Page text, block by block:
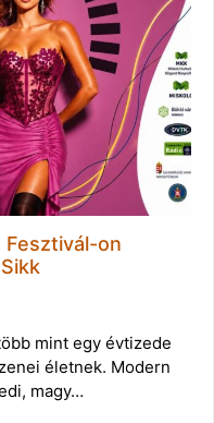
Fesztivál-on
mint egy évtizede
életnek. Modern
magy…